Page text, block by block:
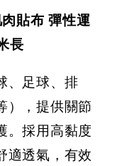
貼布 彈性運
長
、足球、排
），提供關節
。採用高黏度
適透氣，有效